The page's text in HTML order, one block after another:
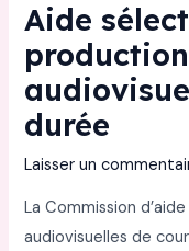
Aide
durée
Laisser un
La Commission
audiovisuelles de